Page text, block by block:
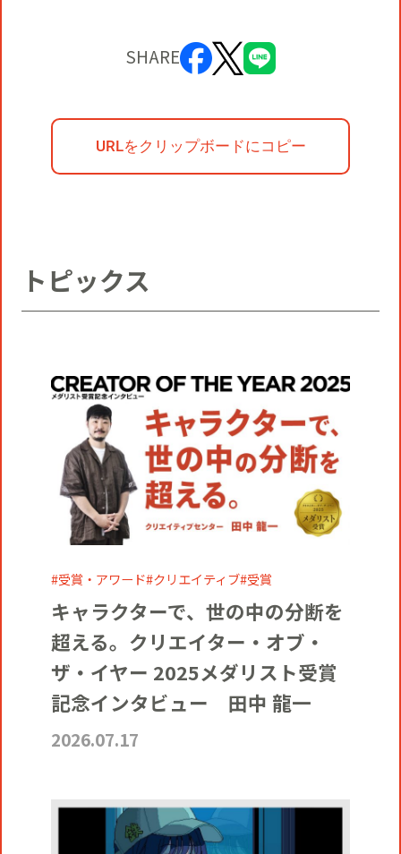
SHARE
URLをクリップボードにコピー
トピックス
受賞・アワード クリエイティブ 受賞
キャラクターで、世の中の分断を
超える。クリエイター・オブ・
ザ・イヤー 2025メダリスト受賞
記念インタビュー 田中 龍一
2026.07.17